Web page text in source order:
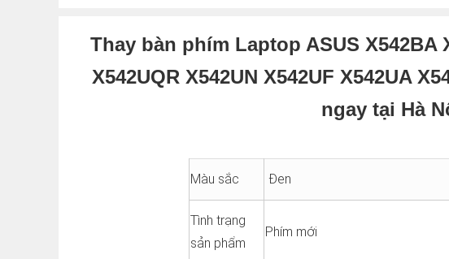
Thay bàn phím Laptop ASUS X542BA
X542UQR X542UN X542UF X542UA
ngay tại Hà
Màu sắc Đen
Tình trạng
sản phẩm
Phím mới